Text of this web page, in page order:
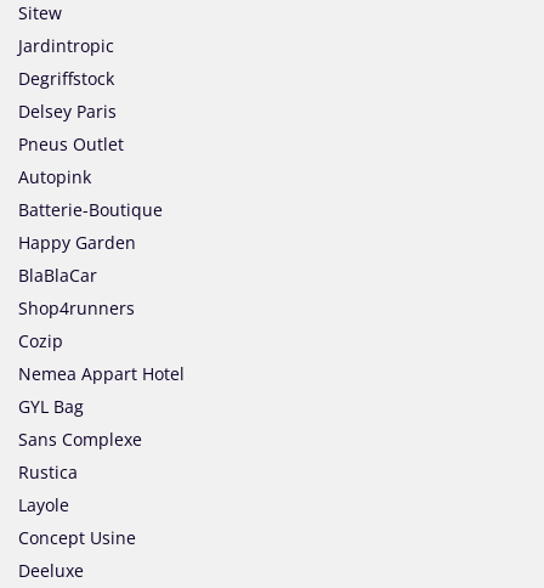
Sitew
Jardintropic
Degriffstock
Delsey Paris
Pneus Outlet
Autopink
Batterie-Boutique
Happy Garden
BlaBlaCar
Shop4runners
Cozip
Nemea Appart Hotel
GYL Bag
Sans Complexe
Rustica
Layole
Concept Usine
Deeluxe